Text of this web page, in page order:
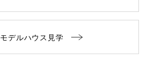
モデルハウス見学